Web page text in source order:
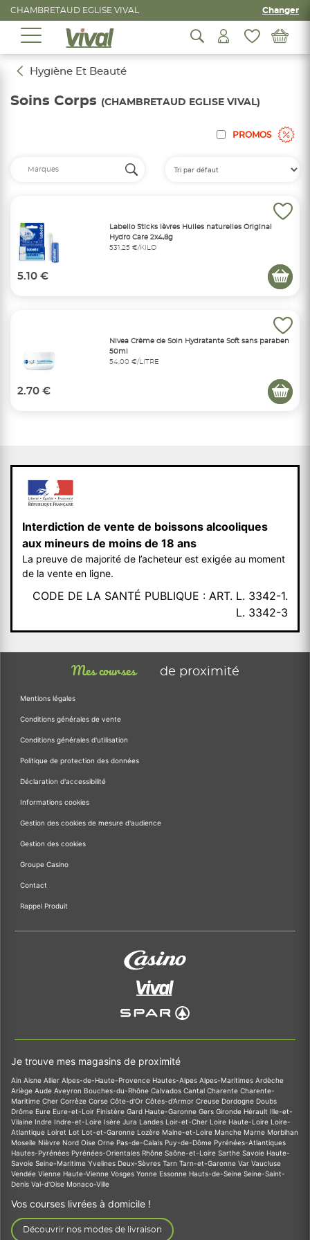
CHAMBRETAUD EGLISE VIVAL Changer
Hygiène Et Beauté
Soins Corps (CHAMBRETAUD EGLISE VIVAL)
PROMOS
Labello Sticks lèvres Huiles naturelles Original
Hydro Care 2x4,8g
531,25 €/KILO
5.10 €
Nivea Crème de Soin Hydratante Soft sans paraben
50ml
54,00 €/LITRE
2.70 €
Interdiction de vente de boissons alcooliques
aux mineurs de moins de 18 ans
La preuve de majorité de l’acheteur est exigée au moment
de la vente en ligne.
CODE DE LA SANTÉ PUBLIQUE : ART. L. 3342-1.
L. 3342-3
Mes courses de proximité
Mentions légales
Conditions générales de vente
Conditions générales d'utilisation
Politique de protection des données
Déclaration d'accessibilité
Informations cookies
Gestion des cookies de mesure d'audience
Gestion des cookies
Groupe Casino
Contact
Rappel Produit
Je trouve mes magasins de proximité
Ain Aisne Allier Alpes-de-Haute-Provence Hautes-Alpes Alpes-Maritimes Ardèche
Ariège Aude Aveyron Bouches-du-Rhône Calvados Cantal Charente Charente-
Maritime Cher Corrèze Corse Côte-d'Or Côtes-d'Armor Creuse Dordogne Doubs
Drôme Eure Eure-et-Loir Finistère Gard Haute-Garonne Gers Gironde Hérault Ille-et-
Vilaine Indre Indre-et-Loire Isère Jura Landes Loir-et-Cher Loire Haute-Loire Loire-
Atlantique Loiret Lot Lot-et-Garonne Lozère Maine-et-Loire Manche Marne Morbihan
Moselle Nièvre Nord Oise Orne Pas-de-Calais Puy-de-Dôme Pyrénées-Atlantiques
Hautes-Pyrénées Pyrénées-Orientales Rhône Saône-et-Loire Sarthe Savoie Haute-
Savoie Seine-Maritime Yvelines Deux-Sèvres Tarn Tarn-et-Garonne Var Vaucluse
Vendée Vienne Haute-Vienne Vosges Yonne Essonne Hauts-de-Seine Seine-Saint-
Denis Val-d'Oise Monaco-Ville
Vos courses livrées à domicile !
Découvrir nos modes de livraison